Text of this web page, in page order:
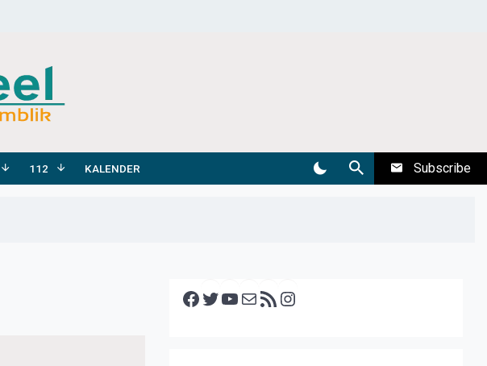
112 KALENDER Subscribe
Facebook Twitter YouTube E-mail RSS feed